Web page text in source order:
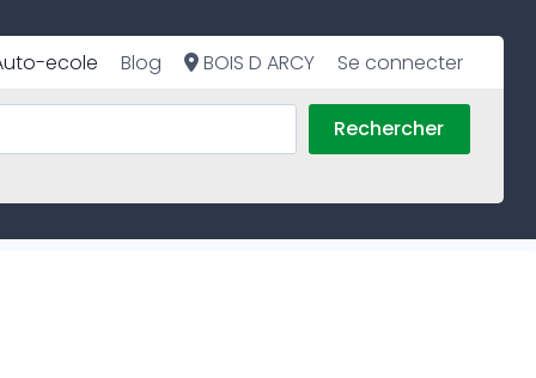
ecole Blog BOIS D ARCY Se connecter
Rechercher